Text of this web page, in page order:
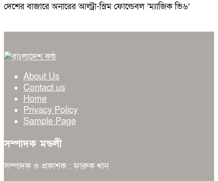
দেশের বাজারে অনারের আল্ট্রা-স্লিম ফোল্ডেবল ‘ম্যাজিক ভি৬’
About Us
Contact us
Home
Privacy Policy
Sample Page
সম্পাদক মন্ডলী
সম্পাদক ও প্রকাশক : ফারুক খান